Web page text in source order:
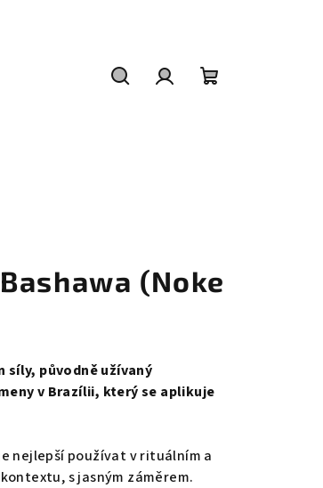
(Noke
síly, původně užívaný
v Brazílii, který se aplikuje
nejlepší používat v rituálním a
s jasným záměrem.